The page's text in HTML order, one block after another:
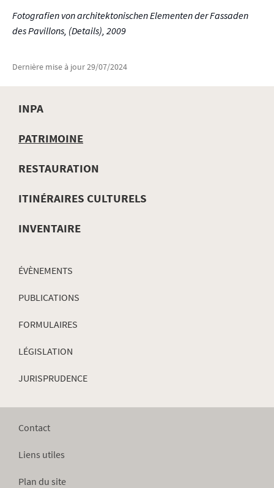
Fotografien von architektonischen Elementen der Fassaden
des Pavillons, (Details), 2009
Dernière mise à jour29/07/2024
MENU
DE
INPA
PATRIMOINE
RESTAURATION
ITINÉRAIRES CULTURELS
INVENTAIRE
ÉVÈNEMENTS
PUBLICATIONS
FORMULAIRES
LÉGISLATION
JURISPRUDENCE
Contact
Liens utiles
Plan du site